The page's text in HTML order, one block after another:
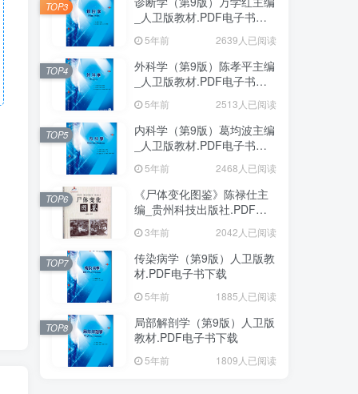
_人卫版教材.PDF电子书下
5年前 2639人已阅读
TOP3
外科学（第9版）陈孝平主编
_人卫版教材.PDF电子书下
5年前 2513人已阅读
TOP4
内科学（第9版）葛均波主编
_人卫版教材.PDF电子书下
5年前 2468人已阅读
TOP5
《尸体变化图鉴》陈禄仕主
编_贵州科技出版社.PDF电
3年前 2042人已阅读
TOP6
传染病学（第9版）人卫版教
材.PDF电子书下载
5年前 1885人已阅读
TOP7
局部解剖学（第9版）人卫版
教材.PDF电子书下载
5年前 1809人已阅读
TOP8